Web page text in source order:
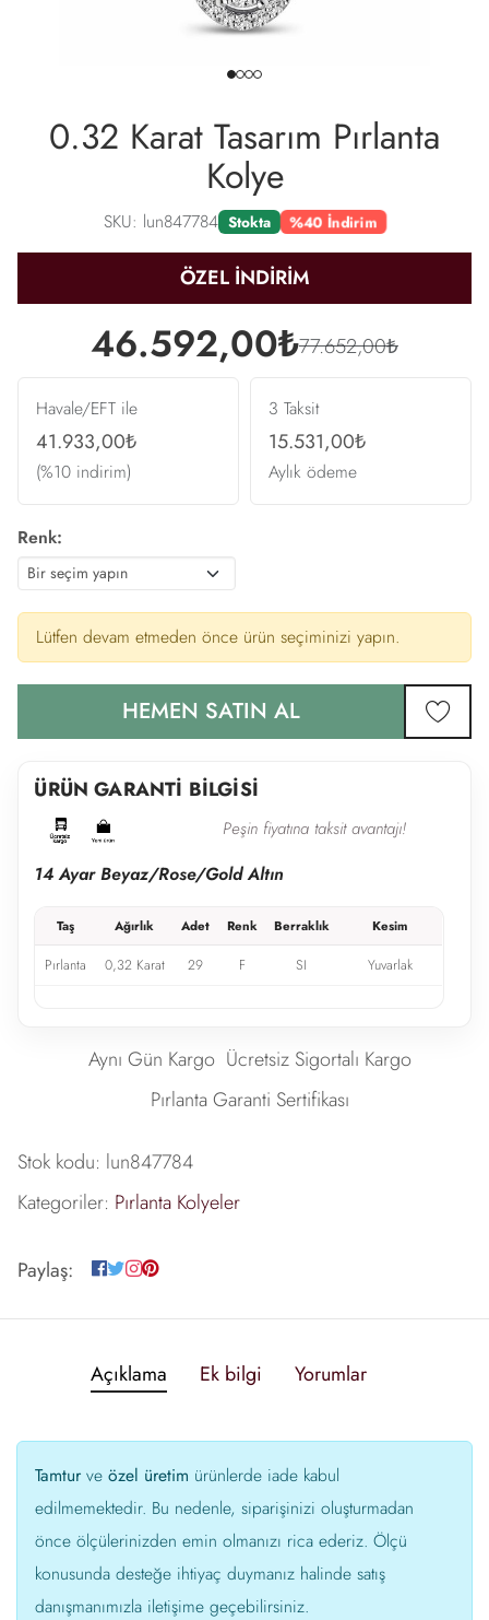
0.32 Karat Tasarım Pırlanta
Kolye
SKU: lun847784 Stokta %40 İndirim
ÖZEL İNDİRİM
46.592,00₺77.652,00₺
Havale/EFT ile
41.933,00₺
(%10 indirim)
3 Taksit
15.531,00₺
Aylık ödeme
Renk:
Lütfen devam etmeden önce ürün seçiminizi yapın.
HEMEN SATIN AL
ÜRÜN GARANTİ BİLGİSİ
Peşin fiyatına taksit avantajı!
14 Ayar Beyaz/Rose/Gold Altın
Taş Ağırlık Adet Renk Berraklık Kesim
Pırlanta 0,32 Karat 29 F SI Yuvarlak
Aynı Gün Kargo Ücretsiz Sigortalı Kargo
Pırlanta Garanti Sertifikası
Stok kodu: lun847784
Kategoriler: Pırlanta Kolyeler
Paylaş:
Açıklama Ek bilgi Yorumlar
Tamtur ve özel üretim ürünlerde iade kabul
edilmemektedir. Bu nedenle, siparişinizi oluşturmadan
önce ölçülerinizden emin olmanızı rica ederiz. Ölçü
konusunda desteğe ihtiyaç duymanız halinde satış
danışmanımızla iletişime geçebilirsiniz.